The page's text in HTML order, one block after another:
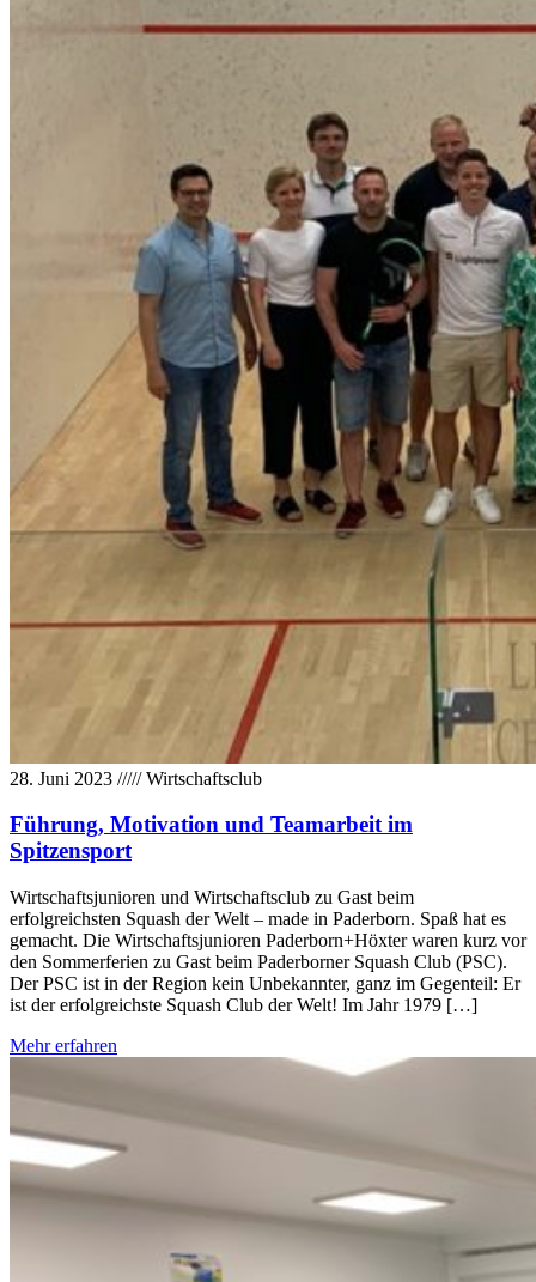
28. Juni 2023 /////Wirtschaftsclub
Führung, Motivation und Teamarbeit im
Spitzensport
Wirtschaftsjunioren und Wirtschaftsclub zu Gast beim
erfolgreichsten Squash der Welt – made in Paderborn. Spaß hat es
gemacht. Die Wirtschaftsjunioren Paderborn+Höxter waren kurz vor
den Sommerferien zu Gast beim Paderborner Squash Club (PSC).
Der PSC ist in der Region kein Unbekannter, ganz im Gegenteil: Er
ist der erfolgreichste Squash Club der Welt! Im Jahr 1979 […]
Mehr erfahren